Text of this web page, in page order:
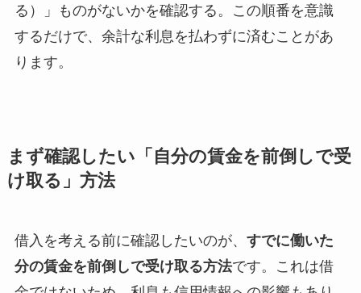
る）」ものがないかを確認する。この順番を意識
するだけで、余計な利息を払わずに済むことがあ
ります。
まず確認したい「自分の賃金を前倒しで受
け取る」方法
借入を考える前に確認したいのが、 すでに働いた
分の賃金を前倒しで受け取る方法です。これは借